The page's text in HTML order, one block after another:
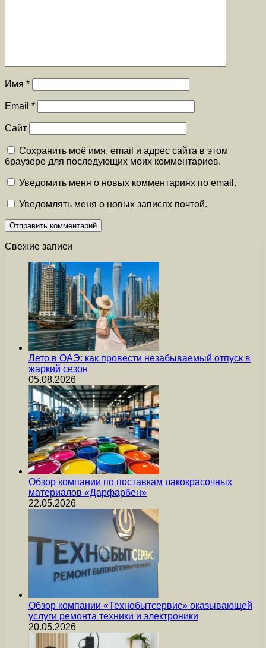
Имя *
Email *
Сайт
Сохранить моё имя, email и адрес сайта в этом
браузере для последующих моих комментариев.
Уведомить меня о новых комментариях по email.
Уведомлять меня о новых записях почтой.
Свежие записи
Лето в ОАЭ: как провести незабываемый отпуск в
жаркий сезон
05.08.2026
Обзор компании по поставкам лакокрасочных
материалов «Дарфарбен»
22.05.2026
Обзор компании «Технобытсервис» оказывающей
услуги ремонта техники и электроники
20.05.2026